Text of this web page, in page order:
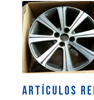
Artículos